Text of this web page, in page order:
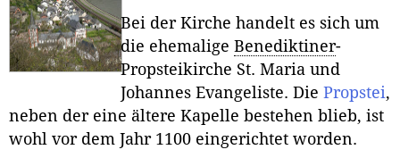
Bei der Kirche handelt es sich um
die ehemalige Benediktiner-
Propsteikirche St. Maria und
Johannes Evangeliste. Die Propstei,
neben der eine ältere Kapelle bestehen blieb, ist
wohl vor dem Jahr 1100 eingerichtet worden.